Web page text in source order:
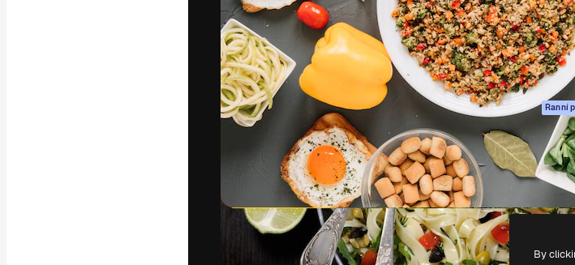
AI hlasový
generátor
Stock obsah
MCP pro
Claude/
Agenti Ranní
API
Mobilní
Všechny
Magnific
Copyright © 2010-2026 Freepik Company S.L.U. Všechna práva
By